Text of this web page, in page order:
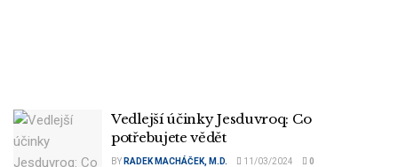
Vedlejší účinky Jesduvroq: Co
potřebujete vědět
BY RADEK MACHÁČEK, M.D. 11/03/2024 0